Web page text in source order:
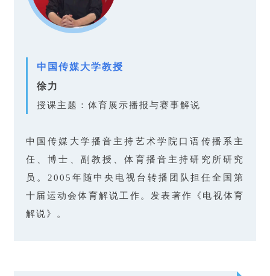
中国传媒大学教授
徐力
授课主题：体育展示播报与赛事解说
中国传媒大学播音主持艺术学院口语传播系主
任、博士、副教授、体育播音主持研究所研究
员。2005年随中央电视台转播团队担任全国第
十届运动会体育解说工作。发表著作《电视体育
解说》。